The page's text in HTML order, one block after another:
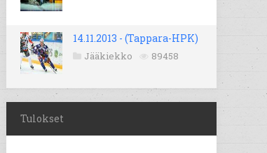
14.11.2013 - (Tappara-HPK)
Jääkiekko 89458
Tulokset